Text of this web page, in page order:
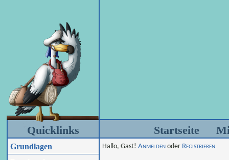
Quicklinks
Grundlagen
Startseite
Hallo, Gast! Anmelden oder Registrieren